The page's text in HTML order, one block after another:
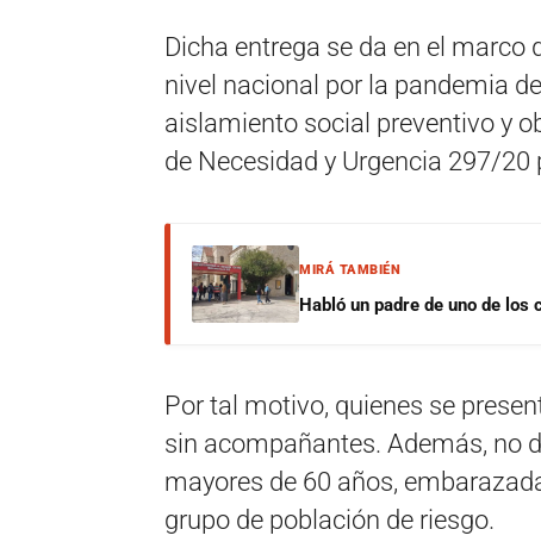
Dicha entrega se da en el
nivel nacional por la pandemia
aislamiento social preventivo y
de Necesidad y Urgencia 297/20
MIRÁ TAMBIÉN
Habló un padre de uno de
Por tal motivo, quienes se
sin acompañantes. Además, no
mayores de 60 años,
grupo de población de riesgo.